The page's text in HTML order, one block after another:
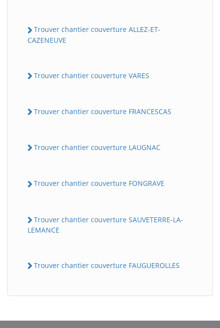
Trouver chantier couverture ALLEZ-ET-
CAZENEUVE
Trouver chantier couverture VARES
Trouver chantier couverture FRANCESCAS
Trouver chantier couverture LAUGNAC
Trouver chantier couverture FONGRAVE
Trouver chantier couverture SAUVETERRE-LA-
LEMANCE
Trouver chantier couverture FAUGUEROLLES
BatiWebPro